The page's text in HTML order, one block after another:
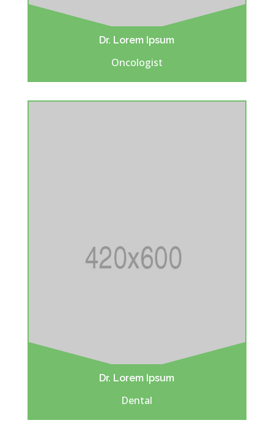
Dr. Lorem Ipsum
Oncologist
Dr. Lorem Ipsum
Dental